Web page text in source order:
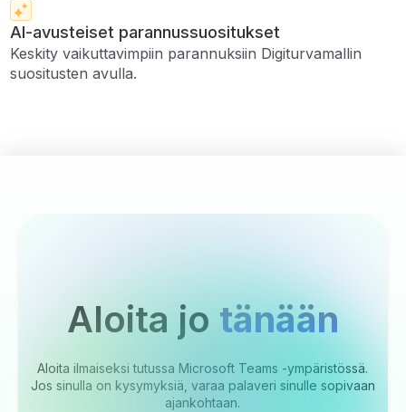
AI-avusteiset parannussuositukset
Keskity vaikuttavimpiin parannuksiin Digiturvamallin
suositusten avulla.
Aloita jo tänään
Aloita ilmaiseksi tutussa Microsoft Teams -ympäristössä.
Jos sinulla on kysymyksiä, varaa palaveri sinulle sopivaan
ajankohtaan.